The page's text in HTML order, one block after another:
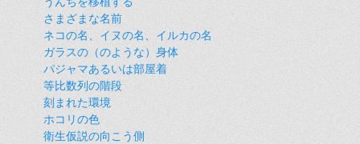
さまざまな名前
ネコの名、イヌの名、イルカの名
ガラスの（のような）身体
パジャマあるいは部屋着
等比数列の階段
刻まれた環境
ホコリの色
衛生仮説の向こう側